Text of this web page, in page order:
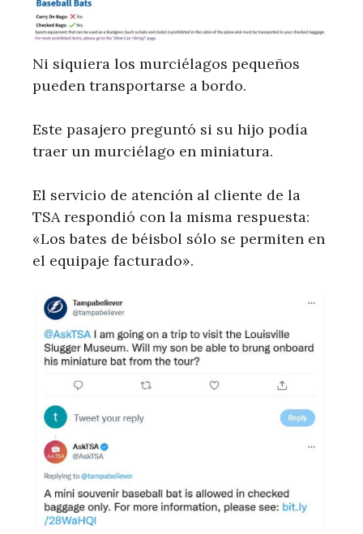
Ni siquiera los murciélagos pequeños
pueden transportarse a bordo.
Este pasajero preguntó si su hijo podía
traer un murciélago en miniatura.
El servicio de atención al cliente de la
TSA respondió con la misma respuesta:
«Los bates de béisbol sólo se permiten en
el equipaje facturado».